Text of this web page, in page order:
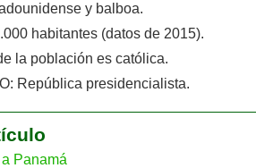
y balboa.
habitantes (datos de 2015).
la población es católica.
República presidencialista.
Panamá